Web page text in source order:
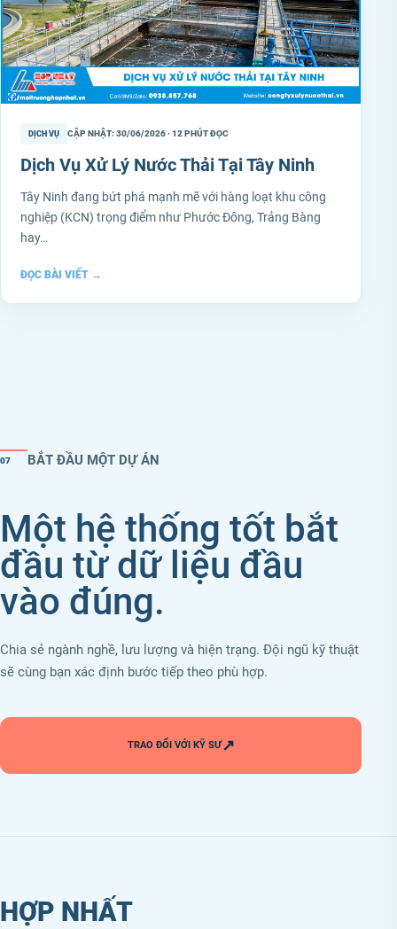
DỊCH VỤ CẬP NHẬT: 30/06/2026 · 12 PHÚT ĐỌC
Dịch Vụ Xử Lý Nước Thải Tại Tây Ninh
Tây Ninh đang bứt phá mạnh mẽ với hàng loạt khu công
nghiệp (KCN) trọng điểm như Phước Đông, Trảng Bàng
hay…
ĐỌC BÀI VIẾT →
07 BẮT ĐẦU MỘT DỰ ÁN
Một hệ thống tốt bắt
đầu từ dữ liệu đầu
vào đúng.
Chia sẻ ngành nghề, lưu lượng và hiện trạng. Đội ngũ kỹ thuật
sẽ cùng bạn xác định bước tiếp theo phù hợp.
TRAO ĐỔI VỚI KỸ SƯ↗
HỢP NHẤT